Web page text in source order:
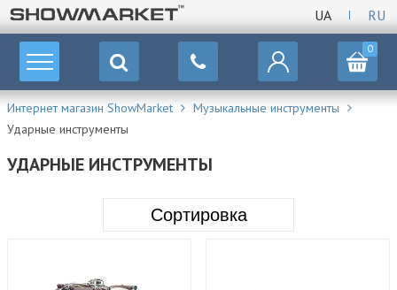
UA RU
0
Интернет магазин ShowMarket
Музыкальные инструменты
Ударные инструменты
УДАРНЫЕ ИНСТРУМЕНТЫ
Сортировка